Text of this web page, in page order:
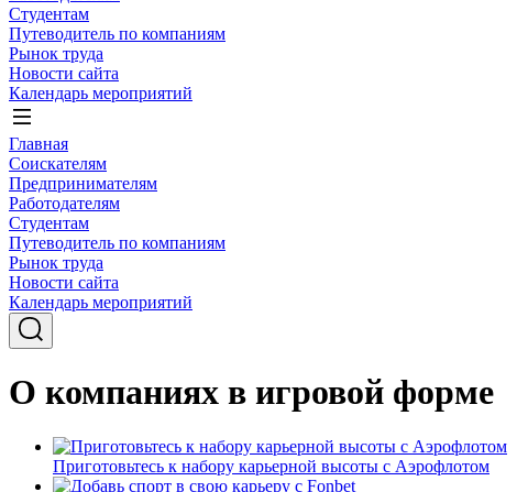
Студентам
Путеводитель по компаниям
Рынок труда
Новости сайта
Календарь мероприятий
Главная
Соискателям
Предпринимателям
Работодателям
Студентам
Путеводитель по компаниям
Рынок труда
Новости сайта
Календарь мероприятий
О компаниях в игровой форме
Приготовьтесь к набору карьерной высоты с Аэрофлотом